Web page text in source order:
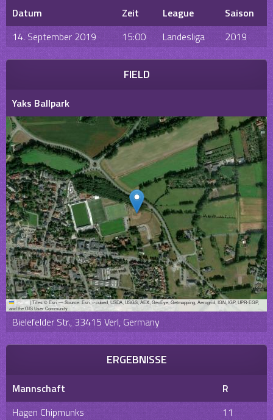
Datum Zeit League
Saison
14. September 2019
15:00 Landesliga 2019
FIELD
Yaks Ballpark
Leaflet |Tiles © Esri — Source: Esri, i-cubed, USDA, USGS, AEX, GeoEye, Getmapping, Aerogrid, IGN, IGP, UPR-EGP,
and the GIS User Community
Bielefelder Str., 33415 Verl, Germany
ERGEBNISSE
Mannschaft
R
Hagen Chipmunks
11